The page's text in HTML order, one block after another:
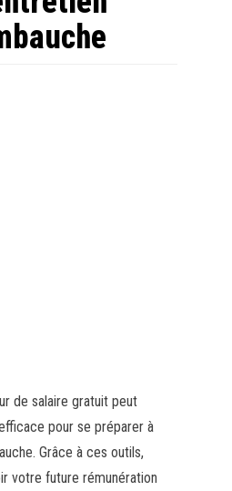
de salaire gratuit peut
pour se préparer à
Grâce à ces outils,
votre future rémunération